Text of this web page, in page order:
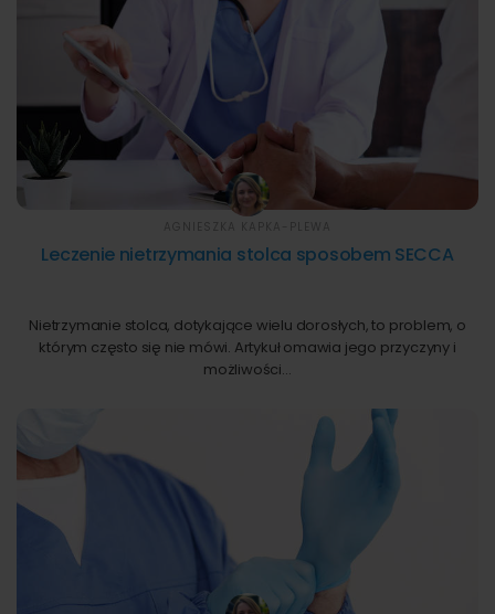
Leczenie nietrzymania stolca sposobem SECCA
Nietrzymanie stolca, dotykające wielu dorosłych, to problem, o
którym często się nie mówi. Artykuł omawia jego przyczyny i
możliwości…